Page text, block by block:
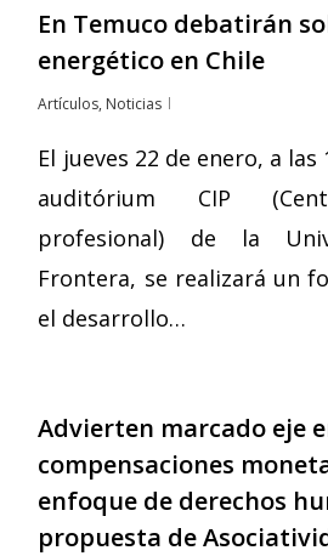
En Temuco debatirán
energético en Chile
Artículos, Noticias
El jueves 22 de enero, a las
auditórium CIP
profesional) de la
Frontera, se realizará un
el desarrollo…
Advierten marcado eje
compensaciones
enfoque de derechos
propuesta de